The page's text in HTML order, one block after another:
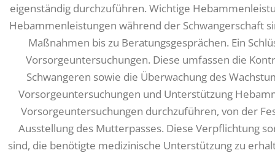
eigenständig durchzuführen. Wichtige
Hebammenleistungen während der Schwangerschaft
Maßnahmen bis zu Beratungsgesprächen. Ein
Vorsorgeuntersuchungen. Diese umfassen die
Schwangeren sowie die Überwachung des
Vorsorgeuntersuchungen und Unterstützung
Vorsorgeuntersuchungen durchzuführen, von der
Ausstellung des Mutterpasses. Diese Verpflichtung
sind, die benötigte medizinische Unterstützung zu